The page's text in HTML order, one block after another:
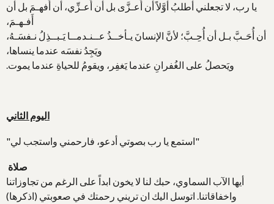
يا رب، لا تجعلني أطلبُ أوَّلاً أن أُعـزَّى بل أن أُعـزِّي، أن أُفهـمَ بل أن
أَفـهـمَ،
أن أُحَـبَّ بـل أن أُحِـبَّ؛ لأنَّ الإنسانَ يـأخــذُ عــنـدمــا يَـبــذِلُ نـفسَـهُ،
ويَجِدُ نفسَه عندما ينساها،
ويَحصلُ على الغُفرانِ عندما يَغفِر، ويقومُ للحياةِ عندما يموت.
اليوم الثاني
"استمع يا رب بصوتي أدعو، فارحمني واستجب لي"
صلاة
أيها الآب السماوي، حبك لنا لا يخون ابداً على الرغم من تجاوزاتنا
واخفاقاتنا. اتوسل اليك ان تريني رحمتك في صعوبتي (اذكرها)